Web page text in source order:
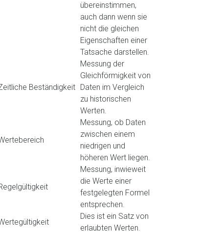
übereinstimmen,
auch dann wenn sie
nicht die gleichen
Eigenschaften einer
Tatsache darstellen.
Beständigkeit
Messung der
Gleichförmigkeit von
Daten im Vergleich
zu historischen
Werten.
Messung, ob Daten
zwischen einem
niedrigen und
höheren Wert liegen.
Messung, inwieweit
die Werte einer
festgelegten Formel
entsprechen.
Dies ist ein Satz von
erlaubten Werten.